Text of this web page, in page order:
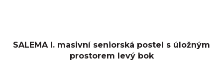
SALEMA I. masivní seniorská postel s úložným
prostorem levý bok